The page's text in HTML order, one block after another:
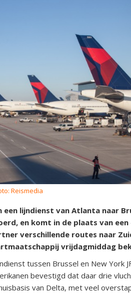
Reismedia
lijndienst van Atlanta naar
en komt in de plaats van een
verschillende routes naar
vrijdagmiddag
tussen Brussel en New York
bevestigd dat daar drie
van Delta, met veel